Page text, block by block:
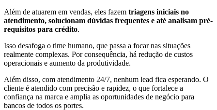
Além de atuarem em vendas, eles fazem triagens iniciais no
atendimento, solucionam dúvidas frequentes e até analisam pré-
requisitos para crédito.
Isso desafoga o time humano, que passa a focar nas situações
realmente complexas. Por consequência, há redução de custos
operacionais e aumento da produtividade.
Além disso, com atendimento 24/7, nenhum lead fica esperando. O
cliente é atendido com precisão e rapidez, o que fortalece a
confiança na marca e amplia as oportunidades de negócio para
bancos de todos os portes.